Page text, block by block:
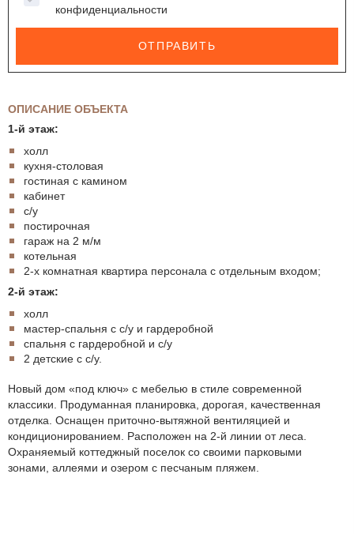
ОПИСАНИЕ ОБЪЕКТА
1-й этаж:
холл
кухня-столовая
гостиная с камином
кабинет
с/у
постирочная
гараж на 2 м/м
котельная
2-х комнатная квартира персонала с отдельным входом;
2-й этаж:
холл
мастер-спальня с с/у и гардеробной
спальня с гардеробной и с/у
2 детские с с/у.
Новый дом «под ключ» с мебелью в стиле современной
классики. Продуманная планировка, дорогая, качественная
отделка. Оснащен приточно-вытяжной вентиляцией и
кондиционированием. Расположен на 2-й линии от леса.
Охраняемый коттеджный поселок со своими парковыми
зонами, аллеями и озером с песчаным пляжем.
конфиденциальности
ОТПРАВИТЬ